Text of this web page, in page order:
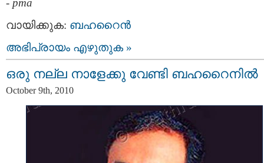
വായിക്കുക: ബഹറൈന്‍
അഭിപ്രായം എഴുതുക »
ഒരു നല്ല നാളേക്കു വേണ്ടി ബഹറൈനില്‍
October 9th, 2010